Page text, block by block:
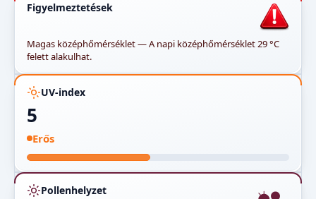
Figyelmeztetések
Magas középhőmérséklet — A napi középhőmérséklet 29 °C
felett alakulhat.
UV-index
5
Erős
Pollenhelyzet